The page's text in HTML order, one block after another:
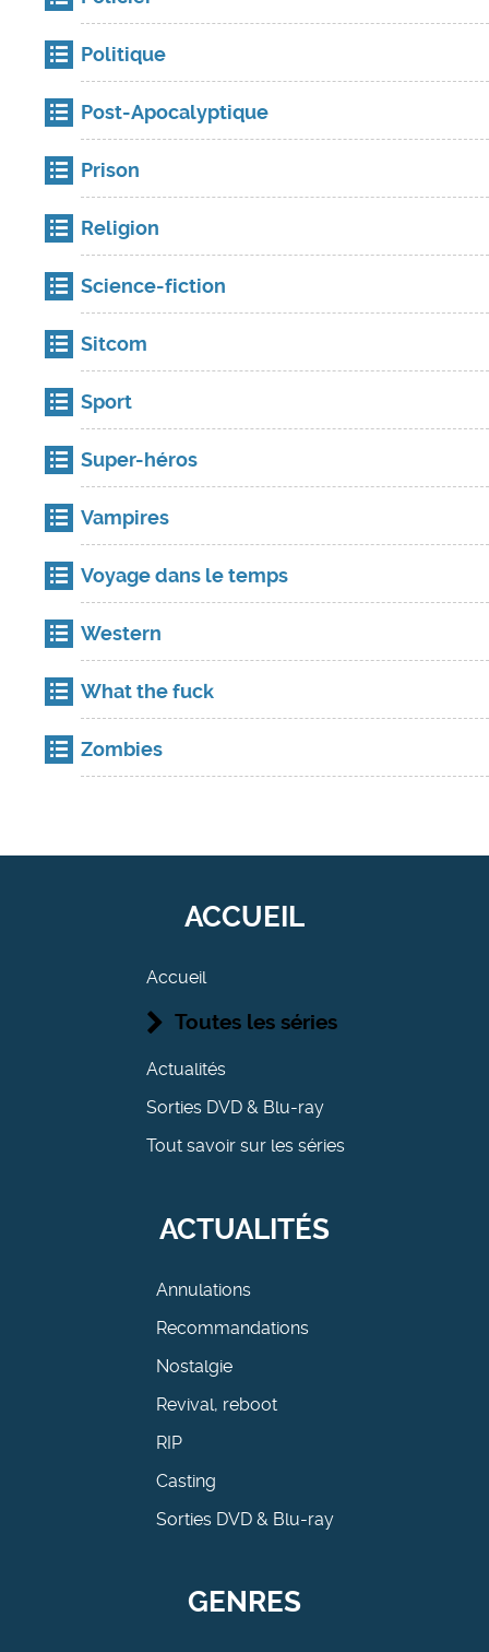
Politique
Post-Apocalyptique
Prison
Religion
Science-fiction
Sitcom
Sport
Super-héros
Vampires
Voyage dans le temps
Western
What the fuck
Zombies
ACCUEIL
Accueil
Toutes les séries
Actualités
Sorties DVD & Blu-ray
Tout savoir sur les séries
ACTUALITÉS
Annulations
Recommandations
Nostalgie
Revival, reboot
RIP
Casting
Sorties DVD & Blu-ray
GENRES